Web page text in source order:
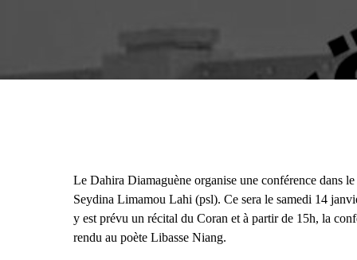
Le Dahira Diamaguène organise une conférence dans
Seydina Limamou Lahi (psl). Ce sera le samedi 14
y est prévu un récital du Coran et à partir de 15h, la
rendu au poète Libasse Niang.